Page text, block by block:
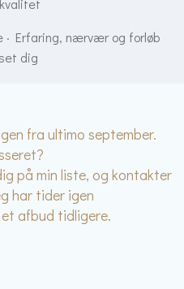
· Erfaring, nærvær og forløb
dig
fra ultimo september.
på min liste, og kontakter
har tider igen
afbud tidligere.